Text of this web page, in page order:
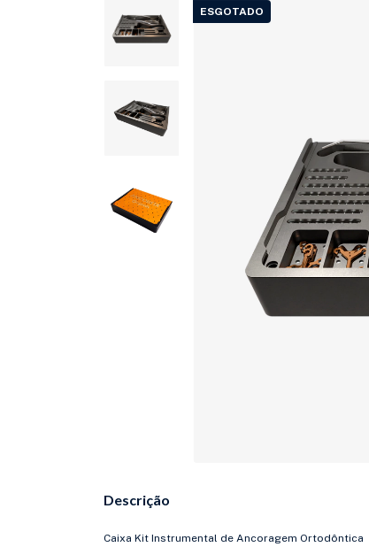
ESGOTADO
Descrição
Caixa Kit Instrumental de Ancoragem Ortodôntica